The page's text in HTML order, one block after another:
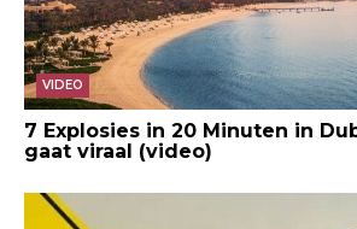
VIDEO
7 Explosies in 20 Minuten in
gaat viraal (video)